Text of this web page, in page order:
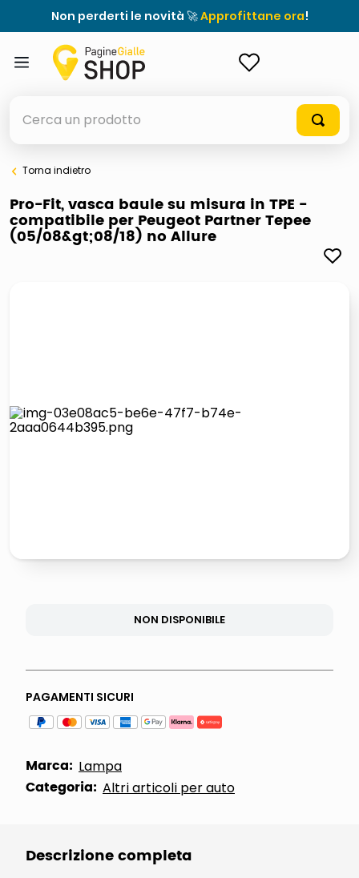
Non perderti le novità 🚀Approfittane ora!
elenchi telefonici
meme
pattumiera raccolta differenziata
Torna indietro
Pro-Fit, vasca baule su misura in TPE -
compatibile per Peugeot Partner Tepee
(05/08&gt;08/18) no Allure
NON DISPONIBILE
PAGAMENTI SICURI
Marca: Lampa
Categoria: Altri articoli per auto
Descrizione completa